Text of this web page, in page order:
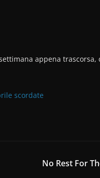
appena trascorsa,
scordate
No Rest For